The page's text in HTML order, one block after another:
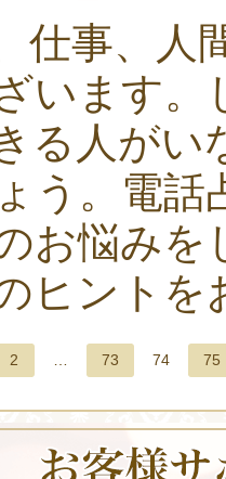
仕事、人
います
る人がい
う。電
お悩みを
ヒントを
2 … 73 74 75